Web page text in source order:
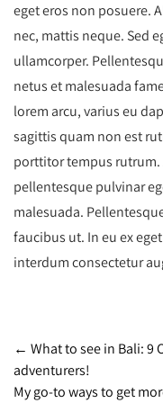
eget eros non posuere.
nec, mattis neque. Sed
ullamcorper.
netus et malesuada
lorem arcu, varius eu
sagittis quam non est
porttitor tempus rutrum.
pellentesque pulvinar
malesuada.
faucibus ut. In eu ex
interdum consectetur
Post
navigation
← What to see in Bali: 9
adventurers!
My go-to ways to get